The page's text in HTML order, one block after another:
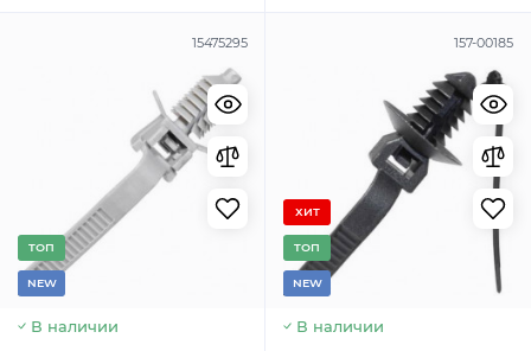
15475295
TОП
NEW
В наличии
157-00185
ХИТ
TОП
NEW
В наличии